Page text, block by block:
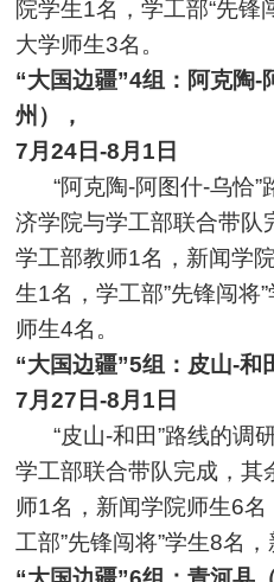
院学生1名，学工部“先锋
大学师生3名。
“大国边疆”4组：阿克陶-
州），
7月24日-8月1日
“阿克陶-阿图什-乌恰
济学院与学工部联合带队
学工部教师1名，新闻学
生1名，学工部”先锋闯将
师生4名。
“大国边疆”5组：皮山-和
7月27日-8月1日
“皮山-和田”路线的调
学工部联合带队完成，其
师1名，新闻学院师生6
工部”先锋闯将”学生8名